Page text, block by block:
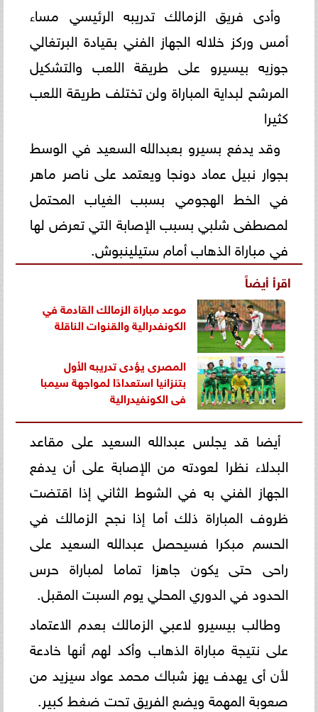
وأدى فريق الزمالك تدريبه الرئيسي مساء
أمس وركز خلاله الجهاز الفني بقيادة البرتغالي
جوزيه بيسيرو على طريقة اللعب والتشكيل
المرشح لبداية المباراة ولن تختلف طريقة اللعب
كثيرا
وقد يدفع بسيرو بعبدالله السعيد في الوسط
بجوار نبيل عماد دونجا ويعتمد على ناصر ماهر
في الخط الهجومي بسبب الغياب المحتمل
لمصطفى شلبي بسبب الإصابة التي تعرض لها
في مباراة الذهاب أمام ستيلينبوش.
اقرأ أيضاً
موعد مباراة الزمالك القادمة في
الكونفدرالية والقنوات الناقلة
المصرى يؤدى تدريبه الأول
بتنزانيا استعدادًا لمواجهة سيمبا
فى الكونفيدرالية
أيضا قد يجلس عبدالله السعيد على مقاعد
البدلاء نظرا لعودته من الإصابة على أن يدفع
الجهاز الفني به في الشوط الثاني إذا اقتضت
ظروف المباراة ذلك أما إذا نجح الزمالك في
الحسم مبكرا فسيحصل عبدالله السعيد على
راحى حتى يكون جاهزا تماما لمباراة حرس
الحدود في الدوري المحلي يوم السبت المقبل.
وطالب بيسيرو لاعبي الزمالك بعدم الاعتماد
على نتيجة مباراة الذهاب وأكد لهم أنها خادعة
لأن أى يهدف يهز شباك محمد عواد سيزيد من
صعوبة المهمة ويضع الفريق تحت ضغط كبير.